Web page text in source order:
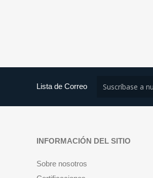
Lista de Correo
INFORMACIÓN DEL SITIO
Sobre nosotros